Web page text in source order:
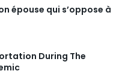
épouse qui s’oppose à
During The